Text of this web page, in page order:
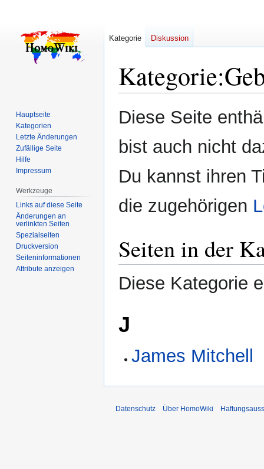
Kategorie:
Zur
Navigation
Zur
Suche
Diese Seite
bist auch nicht
Du kannst ihren
die zugehörigen
Seiten in der
Diese Kategorie
J
James Mitchell
Kategorie Diskussion
Hauptseite
Kategorien
Letzte Änderungen
Zufällige Seite
Hilfe
Impressum
Werkzeuge
Links auf diese Seite
Änderungen an
verlinkten Seiten
Spezialseiten
Druckversion
Seiten­­informationen
Attribute anzeigen
Datenschutz Über HomoWiki